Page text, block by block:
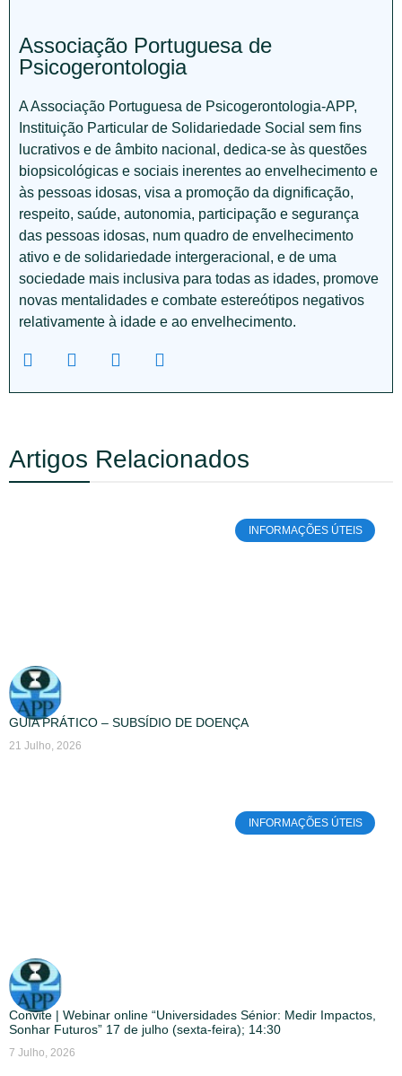
Associação Portuguesa de
Psicogerontologia
A Associação Portuguesa de Psicogerontologia-APP,
Instituição Particular de Solidariedade Social sem fins
lucrativos e de âmbito nacional, dedica-se às questões
biopsicológicas e sociais inerentes ao envelhecimento e
às pessoas idosas, visa a promoção da dignificação,
respeito, saúde, autonomia, participação e segurança
das pessoas idosas, num quadro de envelhecimento
ativo e de solidariedade intergeracional, e de uma
sociedade mais inclusiva para todas as idades, promove
novas mentalidades e combate estereótipos negativos
relativamente à idade e ao envelhecimento.
Artigos Relacionados
INFORMAÇÕES ÚTEIS
GUIA PRÁTICO – SUBSÍDIO DE DOENÇA
21 Julho, 2026
INFORMAÇÕES ÚTEIS
Convite | Webinar online “Universidades Sénior: Medir Impactos,
Sonhar Futuros” 17 de julho (sexta-feira); 14:30
7 Julho, 2026